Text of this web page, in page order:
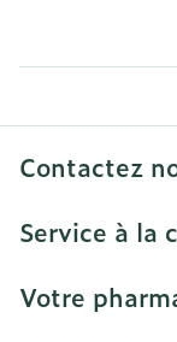
Contactez
Service à la
Votre